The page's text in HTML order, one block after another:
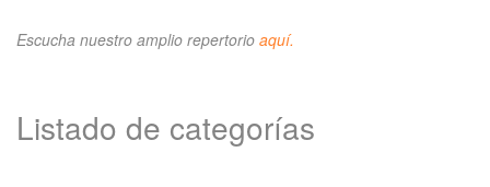
Escucha nuestro amplio repertorio aquí.
Listado de categorías